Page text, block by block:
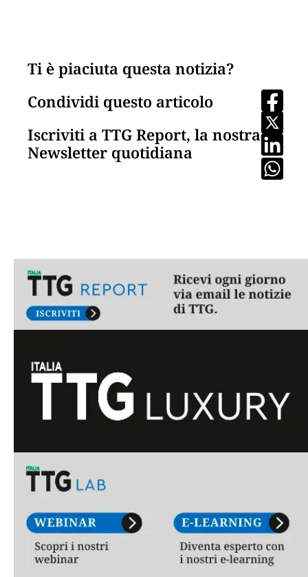
Ti è piaciuta questa notizia?
Condividi questo articolo
Iscriviti a TTG Report, la nostra
Newsletter quotidiana